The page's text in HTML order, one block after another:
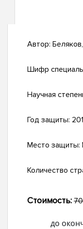
Автор:
Шифр
Научная
Год защиты:
Место защиты:
Количество
Стоимость:
до